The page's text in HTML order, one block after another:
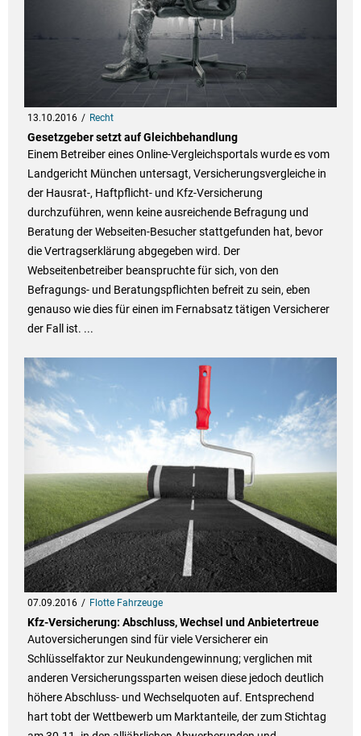
13.10.2016 Recht
Gesetzgeber setzt auf Gleichbehandlung
Einem Betreiber eines Online-Vergleichsportals wurde es vom
Landgericht München untersagt, Versicherungsvergleiche in
der Hausrat-, Haftpflicht- und Kfz-Versicherung
durchzuführen, wenn keine ausreichende Befragung und
Beratung der Webseiten-Besucher stattgefunden hat, bevor
die Vertragserklärung abgegeben wird. Der
Webseitenbetreiber beanspruchte für sich, von den
Befragungs- und Beratungspflichten befreit zu sein, eben
genauso wie dies für einen im Fernabsatz tätigen Versicherer
der Fall ist. ...
07.09.2016 Flotte Fahrzeuge
Kfz-Versicherung: Abschluss, Wechsel und Anbietertreue
Autoversicherungen sind für viele Versicherer ein
Schlüsselfaktor zur Neukundengewinnung; verglichen mit
anderen Versicherungssparten weisen diese jedoch deutlich
höhere Abschluss- und Wechselquoten auf. Entsprechend
hart tobt der Wettbewerb um Marktanteile, der zum Stichtag